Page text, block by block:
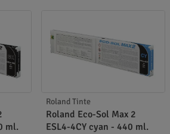
ml.
Roland Tinte
Roland Eco-Sol Max 2
ESL4-4CY cyan - 440 ml.